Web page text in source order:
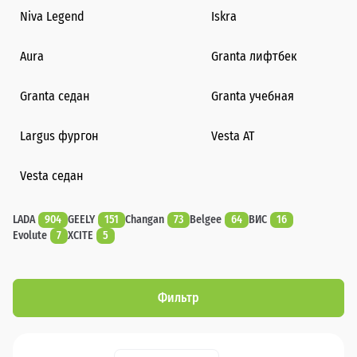
Niva Legend Iskra
Aura Granta лифтбек
Granta седан Granta учебная
Largus фургон Vesta AT
Vesta седан
LADA 904 GEELY 151 Changan 73 Belgee 64 ВИС
16
Evolute
7 XCITE 5
Фильтр